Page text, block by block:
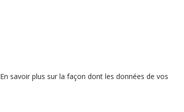
En savoir plus sur la façon dont les données de vos